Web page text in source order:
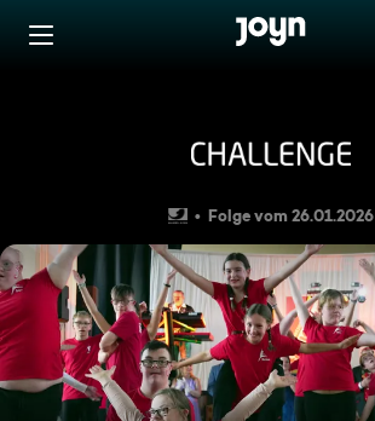
Zum Inhalt springen
Folge vom 26.01.2026